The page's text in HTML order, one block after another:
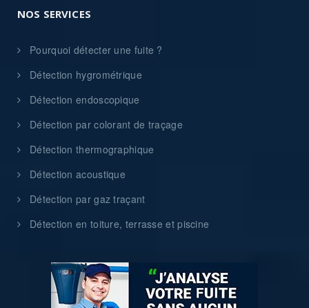
NOS SERVICES
Pourquoi détecter une fuite ?
Détection hygrométrique
Détection endoscopique
Détection par colorant de traçage
Détection thermographique
Détection acoustique
Détection par gaz traçant
Détection en toiture, terrasse et piscine